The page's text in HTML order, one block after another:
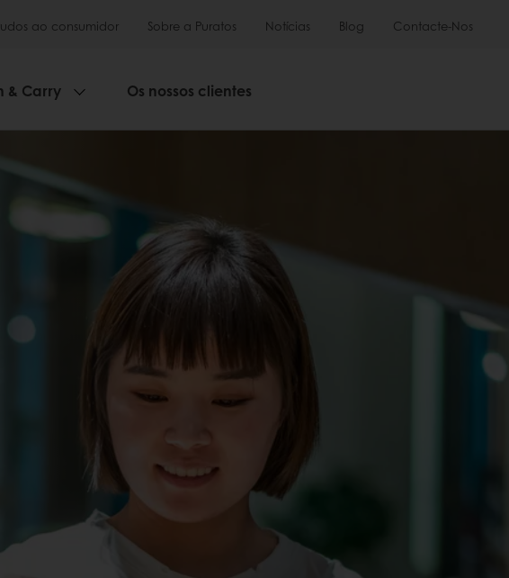
ao consumidor Sobre a Puratos Notícias Blog Contacte-Nos
& Carry Os nossos clientes